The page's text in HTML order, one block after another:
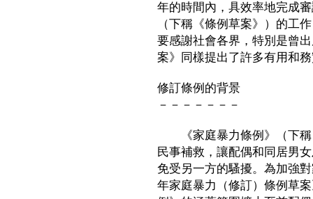
年的時間內，具效率地完成
（下稱《條例草案》）的工
要感謝社會各界，特別是曾
案》同樣提出了許多有用和
修訂條例的背景
－－－－－－－
《家庭暴力條例》（下稱
民事補救，讓配偶和同居男
免受另一方的騷擾。為加強
年家庭暴力（修訂）條例草